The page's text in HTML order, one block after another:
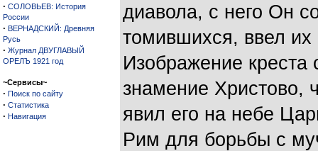
· СОЛОВЬЕВ: История
России
· ВЕРНАДСКИЙ: Древняя
Русь
· Журнал ДВУГЛАВЫЙ
ОРЕЛЪ 1921 год
~Сервисы~
· Поиск по сайту
· Статистика
· Навигация
диавола, с него Он
томившихся, ввел
Изображение
знамение Христово,
явил его на небе
Рим для борьбы с